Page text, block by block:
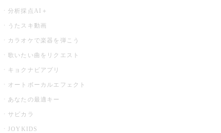
分析採点AI＋
うたスキ動画
カラオケで楽器を弾こう
歌いたい曲をリクエスト
キョクナビアプリ
オートボーカルエフェクト
あなたの最適キー
サビカラ
JOYKIDS